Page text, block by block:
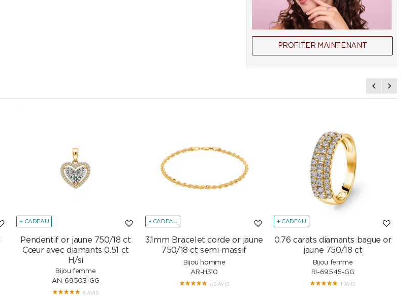
PROFITER MAINTENANT
+ CADEAU
Pendentif or jaune 750/18 ct
Cœur avec diamants 0.51 ct
H/si
Bijou femme
AN-69503-GG
6 AVIS
+ CADEAU
3.1mm Bracelet corde or jaune
750/18 ct semi-massif
Bijou homme
AR-H310
45 AVIS
+ CADEAU
0.76 carats diamants bague or
jaune 750/18 ct
Bijou femme
RI-69545-GG
1 AVIS